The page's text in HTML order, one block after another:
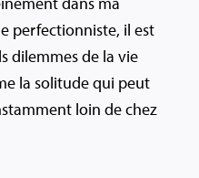
perfectionniste, il est
dilemmes de la vie
la solitude qui peut
loin de chez